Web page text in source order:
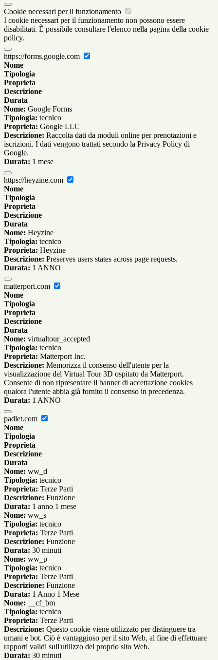
Cookie necessari per il funzionamento
I cookie necessari per il funzionamento non possono essere
disabilitati. È possibile consultare l'elenco nella pagina della cookie
policy.
https://forms.google.com
Nome
Tipologia
Proprieta
Descrizione
Durata
Nome: Google Forms
Tipologia: tecnico
Proprieta: Google LLC
Descrizione: Raccolta dati da moduli online per prenotazioni e
iscrizioni. I dati vengono trattati secondo la Privacy Policy di
Google.
Durata: 1 mese
https://heyzine.com
Nome
Tipologia
Proprieta
Descrizione
Durata
Nome: Heyzine
Tipologia: tecnico
Proprieta: Heyzine
Descrizione: Preserves users states across page requests.
Durata: 1 ANNO
matterport.com
Nome
Tipologia
Proprieta
Descrizione
Durata
Nome: virtualtour_accepted
Tipologia: tecnico
Proprieta: Matterport Inc.
Descrizione: Memorizza il consenso dell'utente per la
visualizzazione del Virtual Tour 3D ospitato da Matterport.
Consente di non ripresentare il banner di accettazione cookies
qualora l'utente abbia già fornito il consenso in precedenza.
Durata: 1 ANNO
padlet.com
Nome
Tipologia
Proprieta
Descrizione
Durata
Nome: ww_d
Tipologia: tecnico
Proprieta: Terze Parti
Descrizione: Funzione
Durata: 1 anno 1 mese
Nome: ww_s
Tipologia: tecnico
Proprieta: Terze Parti
Descrizione: Funzione
Durata: 30 minuti
Nome: ww_p
Tipologia: tecnico
Proprieta: Terze Parti
Descrizione: Funzione
Durata: 1 Anno 1 Mese
Nome: __cf_bm
Tipologia: tecnico
Proprieta: Terze Parti
Descrizione: Questo cookie viene utilizzato per distinguere tra
umani e bot. Ciò è vantaggioso per il sito Web, al fine di effettuare
rapporti validi sull'utilizzo del proprio sito Web.
Durata: 30 minuti